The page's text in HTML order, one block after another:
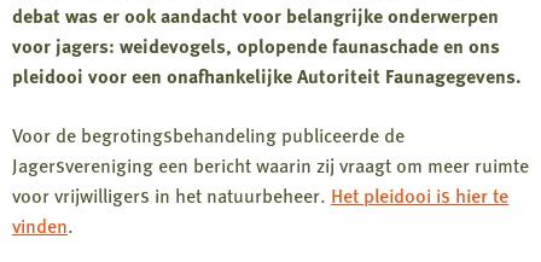
debat was er ook aandacht voor belangrijke onderwerpen
voor jagers: weidevogels, oplopende faunaschade en ons
pleidooi voor een onafhankelijke Autoriteit Faunagegevens.
Voor de begrotingsbehandeling publiceerde de
Jagersvereniging een bericht waarin zij vraagt om meer ruimte
voor vrijwilligers in het natuurbeheer. Het pleidooi is hier te
vinden.